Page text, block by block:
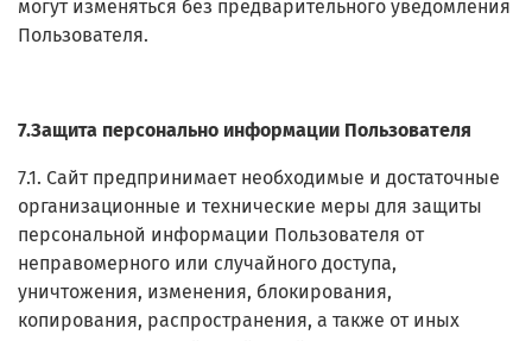
могут изменяться без предварительного уведомления
Пользователя.
7.Защита персонально информации Пользователя
7.1. Сайт предпринимает необходимые и достаточные
организационные и технические меры для защиты
персональной информации Пользователя от
неправомерного или случайного доступа,
уничтожения, изменения, блокирования,
копирования, распространения, а также от иных